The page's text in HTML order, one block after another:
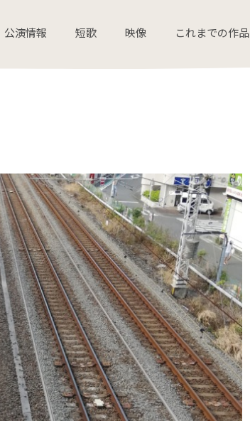
公演情報 短歌 映像 これまでの作品